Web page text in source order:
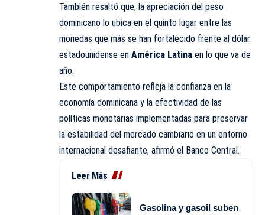
También resaltó que, la apreciación del peso
dominicano lo ubica en el quinto lugar entre las
monedas que más se han fortalecido frente al dólar
estadounidense en América Latina en lo que va de
año.
Este comportamiento refleja la confianza en la
economía dominicana y la efectividad de las
políticas monetarias implementadas para preservar
la estabilidad del mercado cambiario en un entorno
internacional desafiante, afirmó el Banco Central.
Leer Más
Gasolina y gasoil suben